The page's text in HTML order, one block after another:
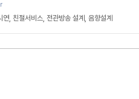
, 친절서비스, 전관방송 설계, 음향설계